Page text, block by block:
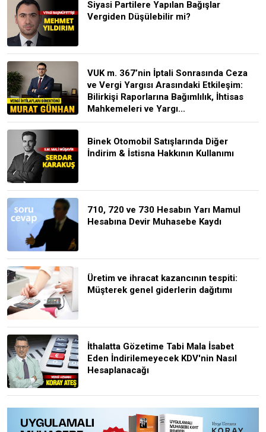
Siyasi Partilere Yapılan Bağışlar
Vergiden Düşülebilir mi?
VUK m. 367’nin İptali Sonrasında Ceza
ve Vergi Yargısı Arasındaki Etkileşim:
Bilirkişi Raporlarına Bağımlılık, İhtisas
Mahkemeleri ve Yargı...
Binek Otomobil Satışlarında Diğer
İndirim & İstisna Hakkının Kullanımı
710, 720 ve 730 Hesabın Yarı Mamul
Hesabına Devir Muhasebe Kaydı
Üretim ve ihracat kazancının tespiti:
Müşterek genel giderlerin dağıtımı
İthalatta Gözetime Tabi Mala İsabet
Eden İndirilemeyecek KDV'nin Nasıl
Hesaplanacağı